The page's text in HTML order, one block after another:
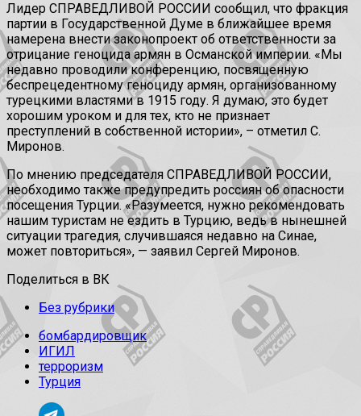
Лидер СПРАВЕДЛИВОЙ РОССИИ сообщил, что фракция
партии в Государственной Думе в ближайшее время
намерена внести законопроект об ответственности за
отрицание геноцида армян в Османской империи. «Мы
недавно проводили конференцию, посвященную
беспрецедентному геноциду армян, организованному
турецкими властями в 1915 году. Я думаю, это будет
хорошим уроком и для тех, кто не признает
преступлений в собственной истории», – отметил С.
Миронов.
По мнению председателя СПРАВЕДЛИВОЙ РОССИИ,
необходимо также предупредить россиян об опасности
посещения Турции. «Разумеется, нужно рекомендовать
нашим туристам не ездить в Турцию, ведь в нынешней
ситуации трагедия, случившаяся недавно на Синае,
может повториться», — заявил Сергей Миронов.
Поделиться в ВК
Без рубрики
бомбардировщик
ИГИЛ
терроризм
Турция